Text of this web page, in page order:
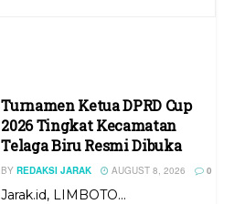
Turnamen Ketua DPRD Cup
2026 Tingkat Kecamatan
Telaga Biru Resmi Dibuka
BY REDAKSI JARAK AUGUST 8, 2026 0
Jarak.id, LIMBOTO...